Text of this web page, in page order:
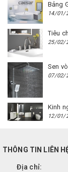
14/01/
25/02/
Sen
07/02/
12/01/
THÔNG TIN LIÊN
Địa chỉ: